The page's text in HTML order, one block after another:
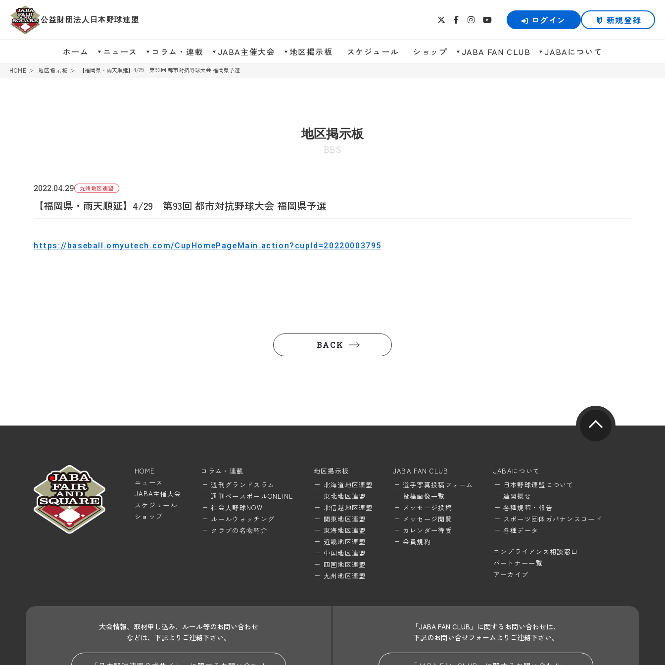
公益財団法人日本野球連盟 ログイン 新規登録
ホーム ニュース コラム・連載 JABA主催大会 地区掲示板 スケジュール ショップ JABA FAN CLUB JABAについて
HOME 地区掲示板 【福岡県・雨天順延】4/29 第93回 都市対抗野球大会 福岡県予選
地区掲示板
BBS
2022.04.29 九州地区連盟
【福岡県・雨天順延】4/29 第93回 都市対抗野球大会 福岡県予選
https://baseball.omyutech.com/CupHomePageMain.action?cupId=20220003795
BACK
HOME
ニュース
JABA主催大会
スケジュール
ショップ
コラム・連載
週刊グランドスラム
週刊ベースボールONLINE
社会人野球NOW
ルールウォッチング
クラブの名物紹介
地区掲示板
北海道地区連盟
東北地区連盟
北信越地区連盟
関東地区連盟
東海地区連盟
近畿地区連盟
中国地区連盟
四国地区連盟
九州地区連盟
JABA FAN CLUB
選手写真投稿フォーム
投稿画像一覧
メッセージ投稿
メッセージ閲覧
カレンダー待受
会員規約
JABAについて
日本野球連盟について
連盟概要
各種規程・報告
スポーツ団体ガバナンスコード
各種データ
コンプライアンス相談窓口
パートナー一覧
アーカイブ
大会情報、取材申し込み、ルール等のお問い合わせ
などは、下記よりご連絡下さい。
「JABA FAN CLUB」に関するお問い合わせは、
下記のお問い合せフォームよりご連絡下さい。